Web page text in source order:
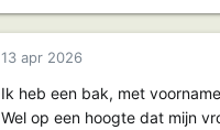
13 apr 2026
Ik heb een bak, met
Wel op een hoogte dat mijn